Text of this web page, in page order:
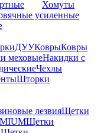
Хомуты
усиленные
ДУУКоврыКовры
меховыеНакидки с
Чехлы
Шторки
лезвияЩетки
Щетки